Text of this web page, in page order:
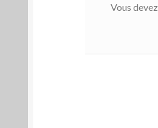
Vous devez